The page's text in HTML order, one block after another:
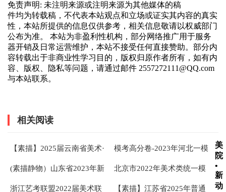
免责声明: 未注明来源或注明来源为其他媒体的稿
件均为转载稿，不代表本站观点和立场或证实其内容的真实
性，本站所提供的信息仅供参考，相关信息敬请以权威部门
公布为准。 本站为非盈利性机构，部分网络推广用于服务
器开销及日常运营维护，本站不接受任何直接赞助。部分内
容转载出于非商业性学习目的，版权归原作者所有，如有内
容、版权、隐私等问题，请通过邮件 2557272111@QQ.com
与本站联系。
相关阅读
【素描】2025届云南省美术·
题高分卷 ... ...
模考高分卷-2023年河北一模
(素描静物）山东省2023年新
北京市2022年美术类统一模
浙江艺考联盟2022届美术联
【素描】江苏省2025年普通
美
院
•
新
动